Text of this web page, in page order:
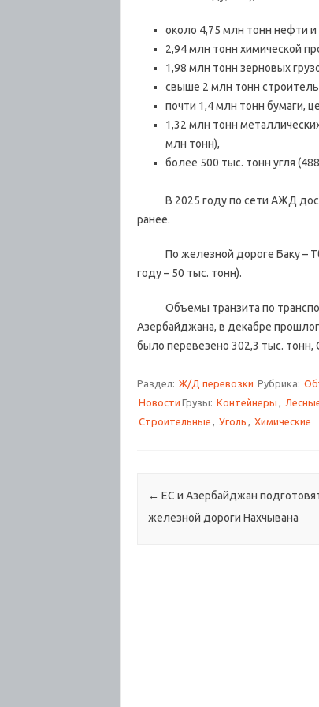
около 4,75 млн тонн нефти
2,94 млн тонн химической
1,98 млн тонн зерновых
свыше 2 млн тонн
почти 1,4 млн тонн бумаги,
1,32 млн тонн
млн тонн),
более 500 тыс. тонн угля
В 2025 году по сети АЖД
ранее.
По железной дороге Баку –
году – 50 тыс. тонн).
Объемы транзита по
Азербайджана, в декабре
было перевезено 302,3 тыс. тонн,
Раздел: Ж/Д перевозки Рубрика:
Новости Грузы: Контейнеры ,
Строительные , Уголь , Химические
Навигация по записям
← ЕС и Азербайджан
железной дороги Нахчывана